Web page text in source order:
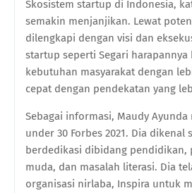
Skosistem startup di Indonesia,
semakin menjanjikan. Lewat
dilengkapi dengan visi dan
startup seperti Segari harapannya
kebutuhan masyarakat dengan
cepat dengan pendekatan yang
Sebagai informasi, Maudy Ayunda
under 30 Forbes 2021. Dia dikenal
berdedikasi dibidang pendidikan,
muda, dan masalah literasi. Dia
organisasi nirlaba, Inspira untuk